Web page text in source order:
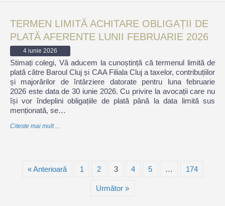
TERMEN LIMITĂ ACHITARE OBLIGAȚII DE
PLATĂ AFERENTE LUNII FEBRUARIE 2026
4 iunie 2026
Stimați colegi, Vă aducem la cunoștință că termenul limită de
plată către Baroul Cluj și CAA Filiala Cluj a taxelor, contribuțiilor
și majorărilor de întârziere datorate pentru luna februarie
2026 este data de 30 iunie 2026. Cu privire la avocații care nu
își vor îndeplini obligațiile de plată până la data limită sus
menționată, se…
Citeste mai mult ...
« Anterioară 1 2 3 4 5 … 174
Următor »